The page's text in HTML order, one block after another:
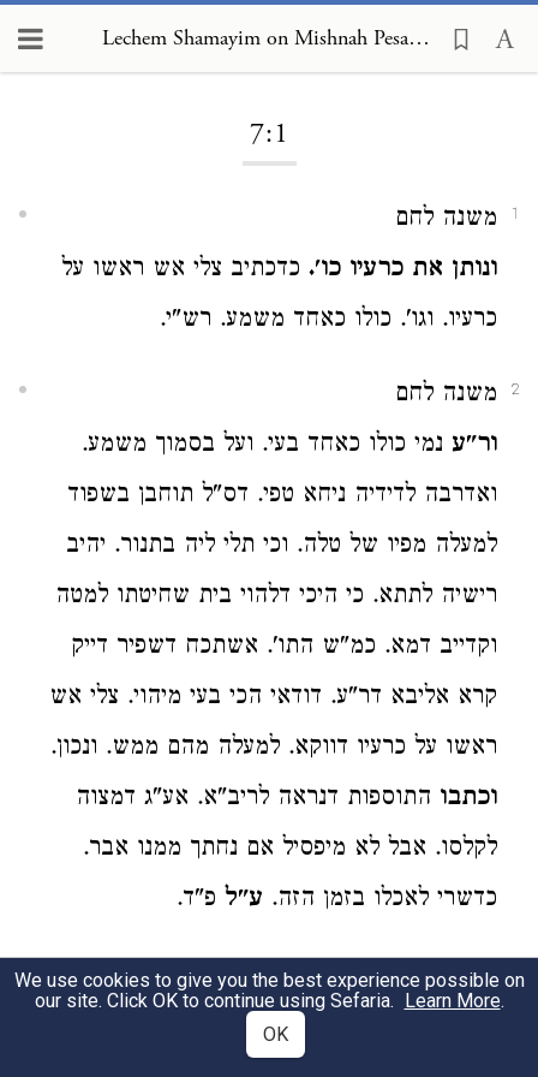
Lechem Shamayim on Mishnah Pesachim 7:1
7:1
1
משנה לחם
ונותן את כרעיו כו'. כדכתיב צלי אש ראשו על
כרעיו. וגו'. כולו כאחד משמע. רש"י.
2
משנה לחם
ור"ע נמי כולו כאחד בעי. ועל בסמוך משמע.
ואדרבה לדידיה ניחא טפי. דס"ל תוחבן בשפוד
למעלה מפיו של טלה. וכי תלי ליה בתנור. יהיב
רישיה לתתא. כי היכי דלהוי בית שחיטתו למטה
וקדייב דמא. כמ"ש התו'. אשתכח דשפיר דייק
קרא אליבא דר"ע. דודאי הכי בעי מיהוי. צלי אש
ראשו על כרעיו דווקא. למעלה מהם ממש. ונכון.
וכתבו התוספות דנראה לריב"א. אע"ג דמצוה
לקלסו. אבל לא מיפסיל אם נחתך ממנו אבר.
כדשרי לאכלו בזמן הזה. ע"ל פ"ד.
משנה לחם
בגמרא בעי למפשט מהכא דס"ל כבולעו
We use cookies to give you the best experience possible on
our site. Click OK to continue using Sefaria. Learn More.
OK